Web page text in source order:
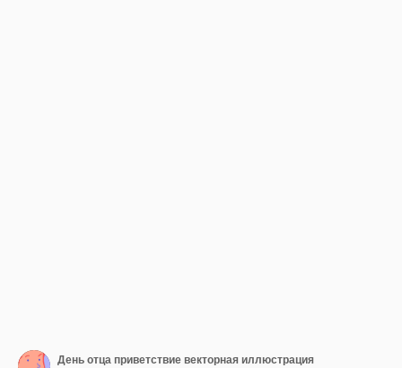
День отца приветствие векторная иллюстрация